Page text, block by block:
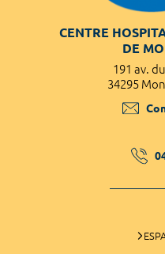
CENTRE
DE
191 av.
34295